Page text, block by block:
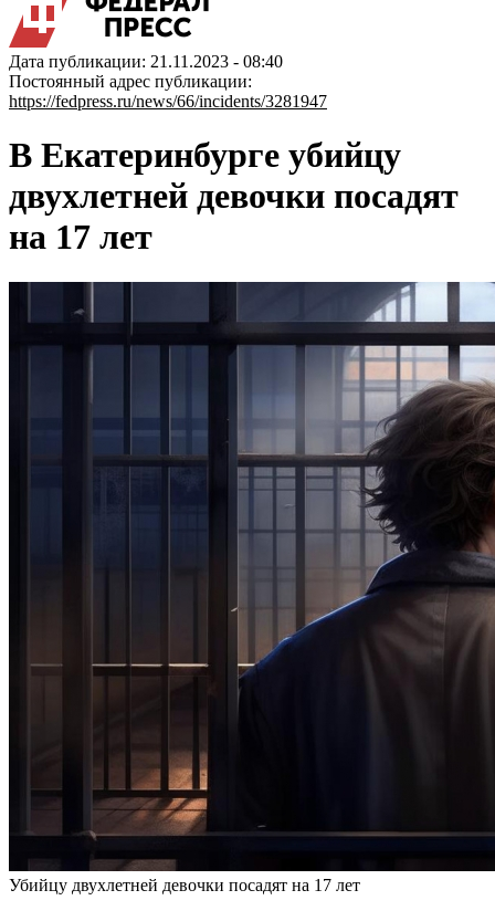
Дата публикации: 21.11.2023 - 08:40
Постоянный адрес публикации:
https://fedpress.ru/news/66/incidents/3281947
В Екатеринбурге убийцу
двухлетней девочки посадят
на 17 лет
Убийцу двухлетней девочки посадят на 17 лет